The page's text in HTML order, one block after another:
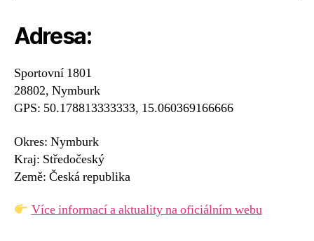
Adresa:
Sportovní 1801
28802, Nymburk
GPS: 50.178813333333, 15.060369166666
Okres: Nymburk
Kraj: Středočeský
Země: Česká republika
Více informací a aktuality na oficiálním webu